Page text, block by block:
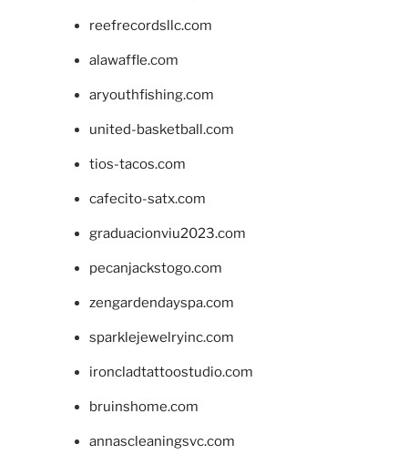
reefrecordsllc.com
alawaffle.com
aryouthfishing.com
united-basketball.com
tios-tacos.com
cafecito-satx.com
graduacionviu2023.com
pecanjackstogo.com
zengardendayspa.com
sparklejewelryinc.com
ironcladtattoostudio.com
bruinshome.com
annascleaningsvc.com